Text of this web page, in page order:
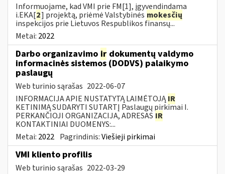
Informuojame, kad VMI prie FM[1], įgyvendindama
i.EKA[2] projektą, priėmė Valstybinės mokesčių
inspekcijos prie Lietuvos Respublikos finansų...
Metai: 2022
Darbo organizavimo ir dokumentų valdymo
informacinės sistemos (DODVS) palaikymo
paslaugų
Web turinio sąrašas 2022-06-07
INFORMACIJA APIE NUSTATYTĄ LAIMĖTOJĄIR
KETINIMĄ SUDARYTI SUTARTĮ Paslaugų pirkimai I.
PERKANČIOJI ORGANIZACIJA, ADRESAS IR
KONTAKTINIAI DUOMENYS:...
Metai: 2022 Pagrindinis:Viešieji pirkimai
VMI kliento profilis
Web turinio sąrašas 2022-03-29